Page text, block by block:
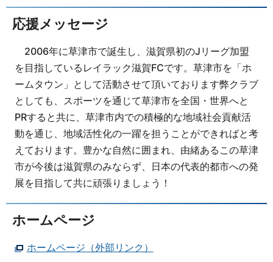
応援メッセージ
2006年に草津市で誕生し、滋賀県初のJリーグ加盟
を目指しているレイラック滋賀FCです。草津市を「ホ
ームタウン」として活動させて頂いております弊クラブ
としても、スポーツを通じて草津市を全国・世界へと
PRすると共に、草津市内での積極的な地域社会貢献活
動を通じ、地域活性化の一躍を担うことができればと考
えております。豊かな自然に囲まれ、由緒あるこの草津
市が今後は滋賀県のみならず、日本の代表的都市への発
展を目指して共に頑張りましょう！
ホームページ
ホームページ（外部リンク）